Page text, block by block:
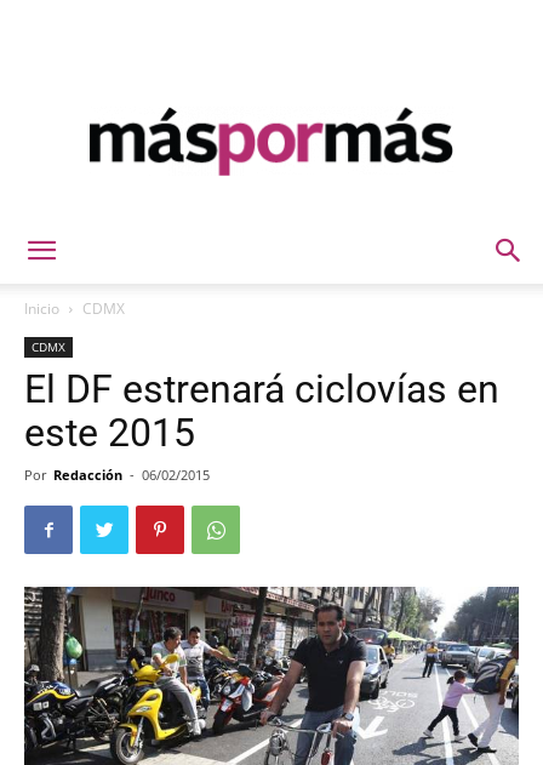
Inicio CDMX
CDMX
El DF estrenará ciclovías en
este 2015
Por Redacción - 06/02/2015